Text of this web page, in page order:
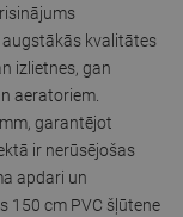
kvalitātes
izlietnes, gan
aeratoriem.
garantējot
ir nerūsējošas
apdari un
150 cm PVC šļūtene